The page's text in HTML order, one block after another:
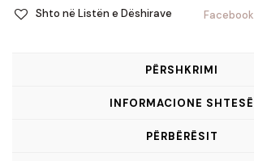
Shto në Listën e Dëshirave Facebook
PËRSHKRIMI
INFORMACIONE SHTESË
PËRBËRËSIT